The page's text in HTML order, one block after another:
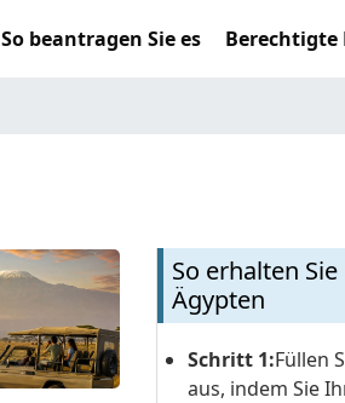
So beantragen Sie es Berechtigte
So erhalten
Ägypten
Schritt 1:Füllen
aus, indem Sie